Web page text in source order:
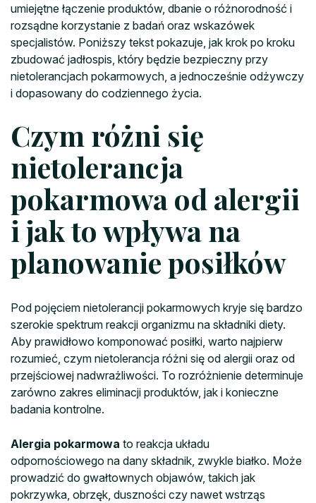
umiejętne łączenie produktów, dbanie o różnorodność i
rozsądne korzystanie z badań oraz wskazówek
specjalistów. Poniższy tekst pokazuje, jak krok po kroku
zbudować jadłospis, który będzie bezpieczny przy
nietolerancjach pokarmowych, a jednocześnie odżywczy
i dopasowany do codziennego życia.
Czym różni się
nietolerancja
pokarmowa od alergii
i jak to wpływa na
planowanie posiłków
Pod pojęciem nietolerancji pokarmowych kryje się bardzo
szerokie spektrum reakcji organizmu na składniki diety.
Aby prawidłowo komponować posiłki, warto najpierw
rozumieć, czym nietolerancja różni się od alergii oraz od
przejściowej nadwrażliwości. To rozróżnienie determinuje
zarówno zakres eliminacji produktów, jak i konieczne
badania kontrolne.
Alergia pokarmowa to reakcja układu
odpornościowego na dany składnik, zwykle białko. Może
prowadzić do gwałtownych objawów, takich jak
pokrzywka, obrzęk, duszności czy nawet wstrząs